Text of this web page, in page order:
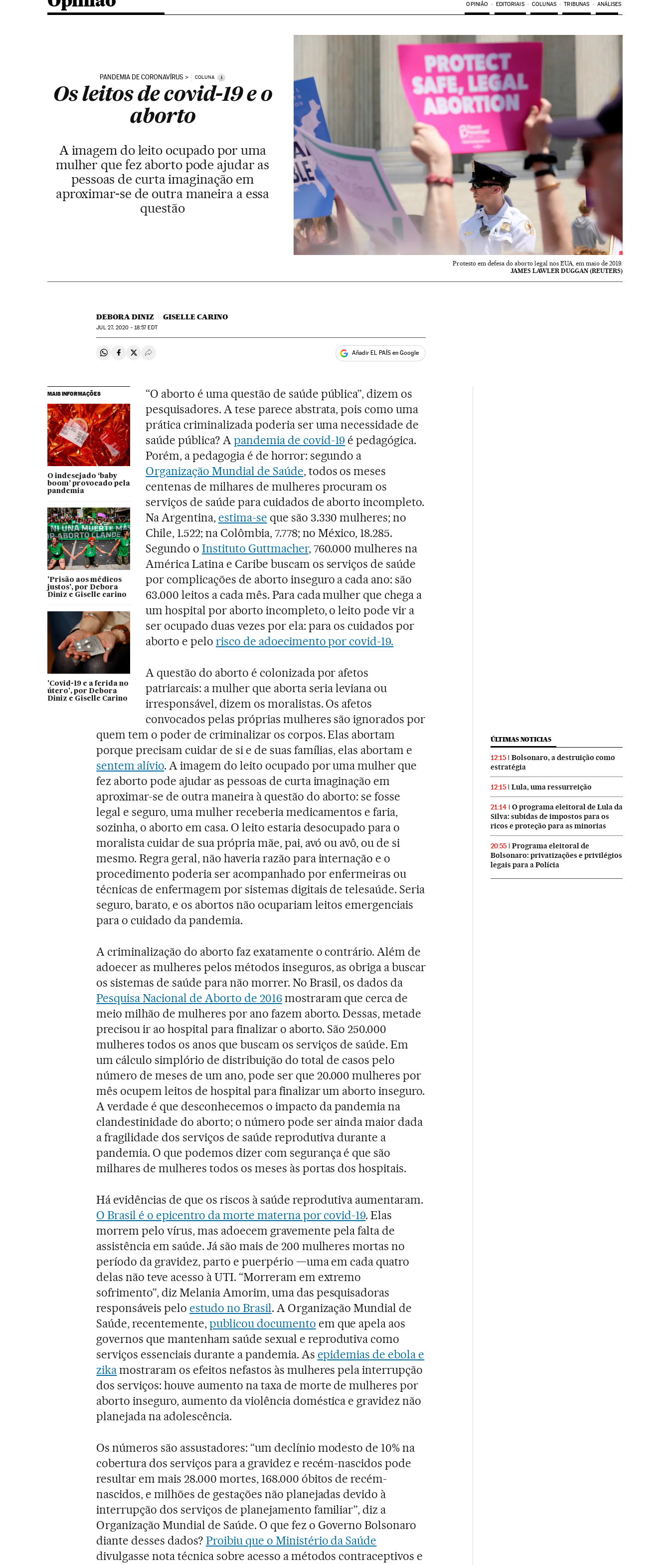
OPINIÃO EDITORIAIS COLUNAS TRIBUNAS ANÁLISES
PANDEMIA DE CORONAVÍRUS COLUNA i
Os leitos de covid-19 e o
aborto
A imagem do leito ocupado por uma
mulher que fez aborto pode ajudar as
pessoas de curta imaginação em
aproximar-se de outra maneira a essa
questão
Protesto em defesa do aborto legal nos EUA, em maio de 2019.
JAMES LAWLER DUGGAN (REUTERS)
DEBORA DINIZ GISELLE CARINO
JUL27, 2020 - 18:57EDT
Compartir en Whatsapp
Compartir en Facebook
Compartir en Twitter
Desplegar Redes Sociales Añadir EL PAÍS en Google
MAIS INFORMAÇÕES
O indesejado ‘baby
boom’ provocado pela
pandemia
'Prisão aos médicos
justos', por Debora
Diniz e Giselle carino
'Covid-19 e a ferida no
útero', por Debora
Diniz e Giselle Carino
“O aborto é uma questão de saúde pública”, dizem os
pesquisadores. A tese parece abstrata, pois como uma
prática criminalizada poderia ser uma necessidade de
saúde pública? Apandemia de covid-19 é pedagógica.
Porém, a pedagogia é de horror: segundo a
Organização Mundial de Saúde, todos os meses
centenas de milhares de mulheres procuram os
serviços de saúde para cuidados de aborto incompleto.
Na Argentina, estima-se que são 3.330 mulheres; no
Chile, 1.522; na Colômbia, 7.778; no México, 18.285.
Segundo o Instituto Guttmacher, 760.000 mulheres na
América Latina e Caribe buscam os serviços de saúde
por complicações de aborto inseguro a cada ano: são
63.000 leitos a cada mês. Para cada mulher que chega a
um hospital por aborto incompleto, o leito pode vir a
ser ocupado duas vezes por ela: para os cuidados por
aborto e pelo risco de adoecimento por covid-19.
A questão do aborto é colonizada por afetos
patriarcais: a mulher que aborta seria leviana ou
irresponsável, dizem os moralistas. Os afetos
convocados pelas próprias mulheres são ignorados por
quem tem o poder de criminalizar os corpos. Elas abortam
porque precisam cuidar de si e de suas famílias, elas abortam e
sentem alívio. A imagem do leito ocupado por uma mulher que
fez aborto pode ajudar as pessoas de curta imaginação em
aproximar-se de outra maneira à questão do aborto: se fosse
legal e seguro, uma mulher receberia medicamentos e faria,
sozinha, o aborto em casa. O leito estaria desocupado para o
moralista cuidar de sua própria mãe, pai, avó ou avô, ou de si
mesmo. Regra geral, não haveria razão para internação e o
procedimento poderia ser acompanhado por enfermeiras ou
técnicas de enfermagem por sistemas digitais de telesaúde. Seria
seguro, barato, e os abortos não ocupariam leitos emergenciais
para o cuidado da pandemia.
A criminalização do aborto faz exatamente o contrário. Além de
adoecer as mulheres pelos métodos inseguros, as obriga a buscar
os sistemas de saúde para não morrer. No Brasil, os dados da
Pesquisa Nacional de Aborto de 2016mostraram que cerca de
meio milhão de mulheres por ano fazem aborto. Dessas, metade
precisou ir ao hospital para finalizar o aborto. São 250.000
mulheres todos os anos que buscam os serviços de saúde. Em
um cálculo simplório de distribuição do total de casos pelo
número de meses de um ano, pode ser que 20.000 mulheres por
mês ocupem leitos de hospital para finalizar um aborto inseguro.
A verdade é que desconhecemos o impacto da pandemia na
clandestinidade do aborto; o número pode ser ainda maior dada
a fragilidade dos serviços de saúde reprodutiva durante a
pandemia. O que podemos dizer com segurança é que são
milhares de mulheres todos os meses às portas dos hospitais.
Há evidências de que os riscos à saúde reprodutiva aumentaram.
O Brasil é o epicentro da morte materna por covid-19. Elas
morrem pelo vírus, mas adoecem gravemente pela falta de
assistência em saúde. Já são mais de 200 mulheres mortas no
período da gravidez, parto e puerpério —uma em cada quatro
delas não teve acesso à UTI. “Morreram em extremo
sofrimento”, diz Melania Amorim, uma das pesquisadoras
responsáveis pelo estudo no Brasil. A Organização Mundial de
Saúde, recentemente,publicou documento em que apela aos
governos que mantenham saúde sexual e reprodutiva como
serviços essenciais durante a pandemia. As epidemias de ebola e
zikamostraram os efeitos nefastos às mulheres pela interrupção
dos serviços: houve aumento na taxa de morte de mulheres por
aborto inseguro, aumento da violência doméstica e gravidez não
planejada na adolescência.
Os números são assustadores: “um declínio modesto de 10% na
cobertura dos serviços para a gravidez e recém-nascidos pode
resultar em mais 28.000 mortes, 168.000 óbitos de recém-
nascidos, e milhões de gestações não planejadas devido à
interrupção dos serviços de planejamento familiar”, diz a
Organização Mundial de Saúde. O que fez o Governo Bolsonaro
diante desses dados? Proibiu que o Ministério da Saúde
divulgasse nota técnica sobre acesso a métodos contraceptivos e
ÚLTIMAS NOTICIAS
12:15
Bolsonaro, a destruição como
estratégia
12:15 Lula, uma ressurreição
21:14
O programa eleitoral de Lula da
Silva: subidas de impostos para os
ricos e proteção para as minorias
20:55
Programa eleitoral de
Bolsonaro: privatizações e privilégios
legais para a Polícia